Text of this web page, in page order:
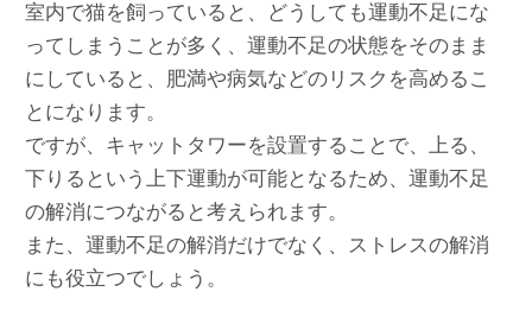
室内で猫を飼っていると、どうしても運動不足にな
ってしまうことが多く、運動不足の状態をそのまま
にしていると、肥満や病気などのリスクを高めるこ
とになります。
ですが、キャットタワーを設置することで、上る、
下りるという上下運動が可能となるため、運動不足
の解消につながると考えられます。
また、運動不足の解消だけでなく、ストレスの解消
にも役立つでしょう。